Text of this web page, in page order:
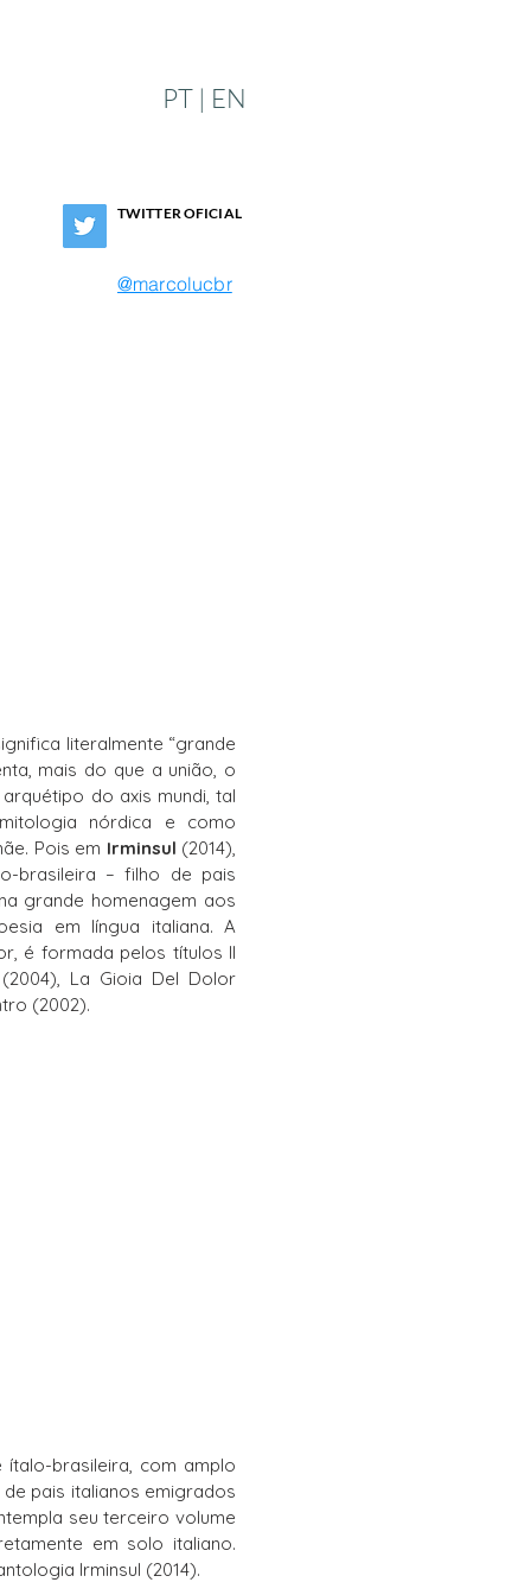
PT | EN
TWITTER OFICIAL
@marcolucbr
literalmente “grande
mais do que a união, o
do axis mundi, tal
nórdica e como
Pois em Irminsul (2014),
brasileira – filho de pais
grande homenagem aos
em língua italiana. A
é formada pelos títulos Il
La Gioia Del Dolor
(2002).
brasileira, com amplo
pais italianos emigrados
seu terceiro volume
em solo italiano.
Irminsul (2014).